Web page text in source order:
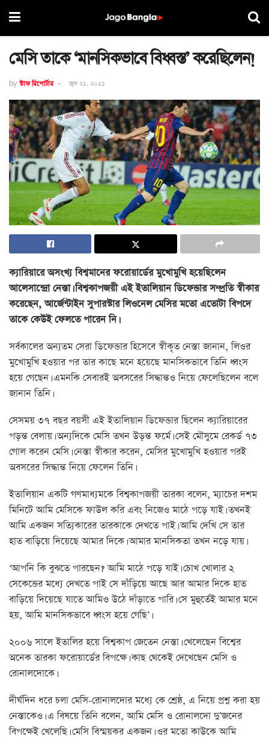
মেসি তাকে ‘মানসিকভাবে বিধ্বস্ত’ করেছিলেন!
by স্টাফ রিপোর্টার জুন ২১, ২০২১
ক্যারিয়ারে অসংখ্য বিশ্বমানের ফরোয়ার্ডের মুখোমুখি হয়েছিলেন
আলেসান্দ্রো নেস্তা। বিশ্বকাপজয়ী এই ইতালিয়ান ডিফেন্ডার সম্প্রতি স্বীকার
করেছেন, আর্জেন্টাইন সুপারস্টার লিওনেল মেসির মতো এতোটা বিপদে
তাকে কেউই ফেলতে পারেন নি।
সর্বকালের অন্যতম সেরা ডিফেন্ডার হিসেবে স্বীকৃত নেস্তা জানান, লিওর
মুখোমুখি হওয়ার পর তার কাছে মনে হয়েছে মানসিকভাবে তিনি ধ্বংস
হয়ে গেছেন। এমনকি সেবারই অবসরের সিদ্ধান্তও নিয়ে ফেলেছিলেন বলে
জানান তিনি।
সেসময় ৩৭ বছর বয়সী এই ইতালিয়ান ডিফেন্ডার ছিলেন ক্যারিয়ারের
পড়ন্ত বেলায়। অন্যদিকে মেসি তখন উড়ন্ত ফর্মে। সেই মৌসুমে রেকর্ড ৭৩
গোল করেন মেসি। নেস্তা স্বীকার করেন, মেসির মুখোমুখি হওয়ার পরই
অবসরের সিদ্ধান্ত নিয়ে ফেলেন তিনি।
ইতালিয়ান একটি গণমাধ্যমকে বিশ্বকাপজয়ী তারকা বলেন, ম্যাচের দশম
মিনিটে আমি মেসিকে ফাউল করি এবং নিজেও মাঠে পড়ে যাই। তখনই
আমি একজন সত্যিকারের তারকাকে দেখতে পাই। আমি দেখি সে তার
হাত বাড়িয়ে দিয়েছে আমার দিকে। আমার মানসিকতা তখন নড়ে যায়।
‘আপনি কি বুঝতে পারছেন? আমি মাঠে পড়ে যাই। চোখ খোলার ২
সেকেন্ডের মধ্যে দেখতে পাই সে দাঁড়িয়ে আছে আর আমার দিকে হাত
বাড়িয়ে দিয়েছে যাতে আমিও উঠে দাঁড়াতে পারি। সে মুহুর্তেই আমার মনে
হয়, আমি মানসিকভাবে ধ্বংস হয়ে গেছি’।
২০০৬ সালে ইতালির হয়ে বিশ্বকাপ জেতেন নেস্তা। খেলেছেন বিশ্বের
অনেক তারকা ফরোয়ার্ডের বিপক্ষে। কাছ থেকেই দেখেছেন মেসি ও
রোনালদোকে।
দীর্ঘদিন ধরে চলা মেসি-রোনালদোর মধ্যে কে শ্রেষ্ঠ, এ নিয়ে প্রশ্ন করা হয়
নেস্তাকেও। এ বিষয়ে তিনি বলেন, আমি মেসি ও রোনালদো দু’জনের
বিপক্ষেই খেলেছি। মেসি বিস্ময়কর একজন। ওর মতো কাউকে আমি